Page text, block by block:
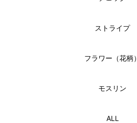
ストライプ
フラワー（花柄）
モスリン
ALL